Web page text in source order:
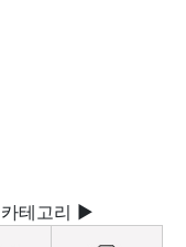
테고리 ▶